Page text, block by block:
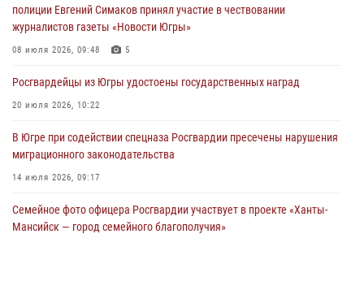
В Югре при силовой поддержке ОМОН Росгвардии задержаны
подозреваемые в страховом мошенничестве
06 августа 2026, 09:07
Урайский отдел вневедомственной охраны Росгвардии отмечает
60-летний юбилей
полиции Евгений Симаков принял участие в чествовании
журналистов газеты «Новости Югры»
08 июля 2026, 09:48 5
Росгвардейцы из Югры удостоены государственных наград
20 июля 2026, 10:22
В Югре при содействии спецназа Росгвардии пресечены нарушения
миграционного законодательства
14 июля 2026, 09:17
Семейное фото офицера Росгвардии участвует в проекте «Ханты-
Мансийск — город семейного благополучия»